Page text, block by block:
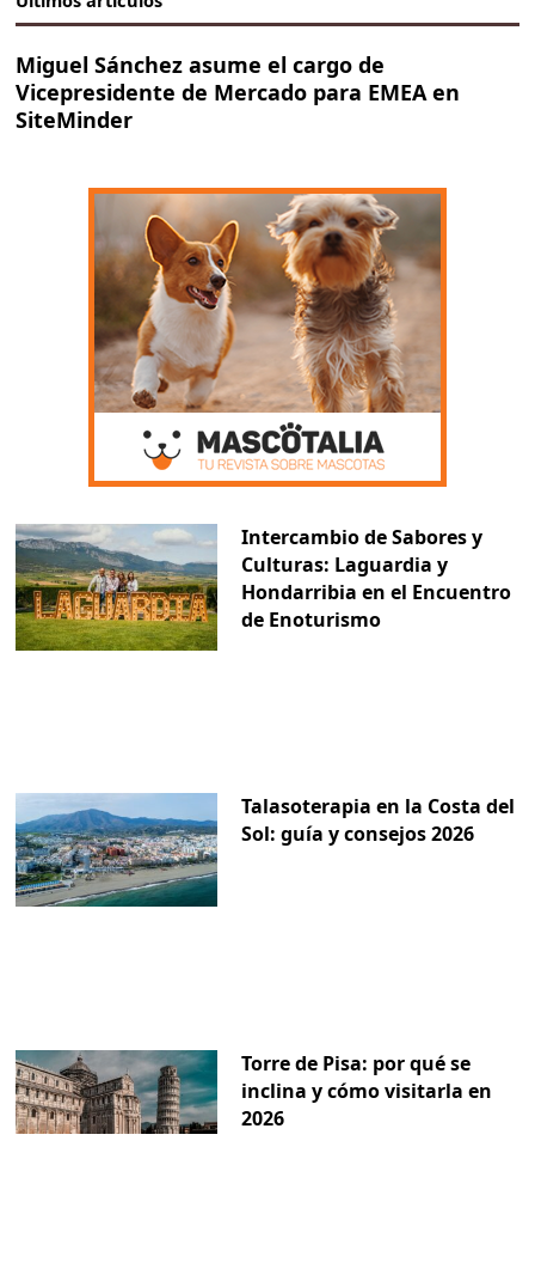
Miguel Sánchez asume el cargo de
Vicepresidente de Mercado para EMEA en
SiteMinder
Intercambio de Sabores y
Culturas: Laguardia y
Hondarribia en el Encuentro
de Enoturismo
Talasoterapia en la Costa del
Sol: guía y consejos 2026
Torre de Pisa: por qué se
inclina y cómo visitarla en
2026